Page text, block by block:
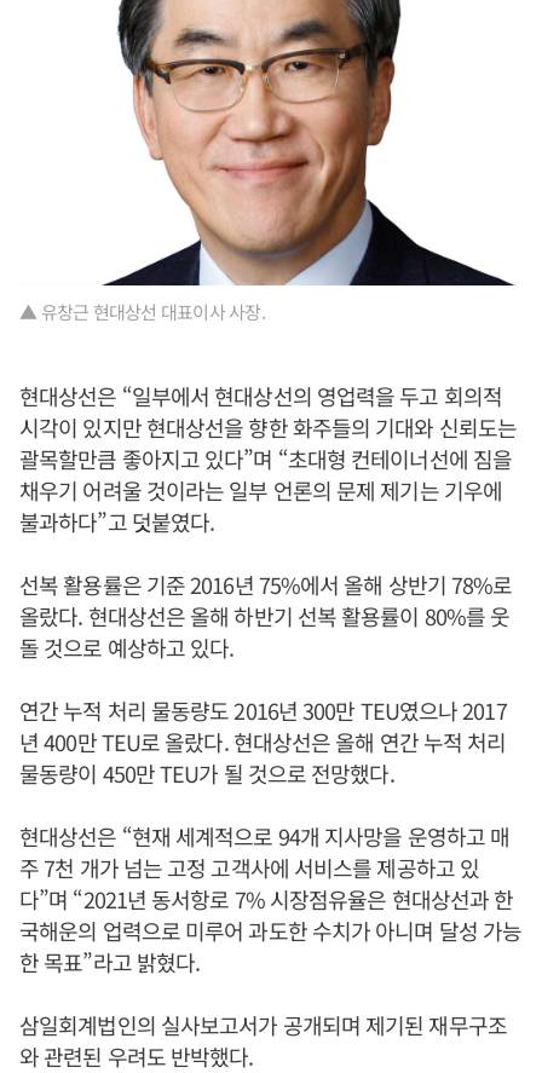
▲ 유창근 현대상선 대표이사 사장.
현대상선은 “일부에서 현대상선의 영업력을 두고 회의적
시각이 있지만 현대상선을 향한 화주들의 기대와 신뢰도는
괄목할만큼 좋아지고 있다”며 “초대형 컨테이너선에 짐을
채우기 어려울 것이라는 일부 언론의 문제 제기는 기우에
불과하다”고 덧붙였다.
선복 활용률은 기준 2016년 75%에서 올해 상반기 78%로
올랐다. 현대상선은 올해 하반기 선복 활용률이 80%를 웃
돌 것으로 예상하고 있다.
연간 누적 처리 물동량도 2016년 300만 TEU였으나 2017
년 400만 TEU로 올랐다. 현대상선은 올해 연간 누적 처리
물동량이 450만 TEU가 될 것으로 전망했다.
현대상선은 “현재 세계적으로 94개 지사망을 운영하고 매
주 7천 개가 넘는 고정 고객사에 서비스를 제공하고 있
다”며 “2021년 동서항로 7% 시장점유율은 현대상선과 한
국해운의 업력으로 미루어 과도한 수치가 아니며 달성 가능
한 목표”라고 밝혔다.
삼일회계법인의 실사보고서가 공개되며 제기된 재무구조
와 관련된 우려도 반박했다.